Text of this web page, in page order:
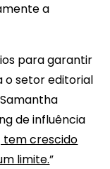
a
para garantir
o setor editorial
de influência
tem crescido
limite.”